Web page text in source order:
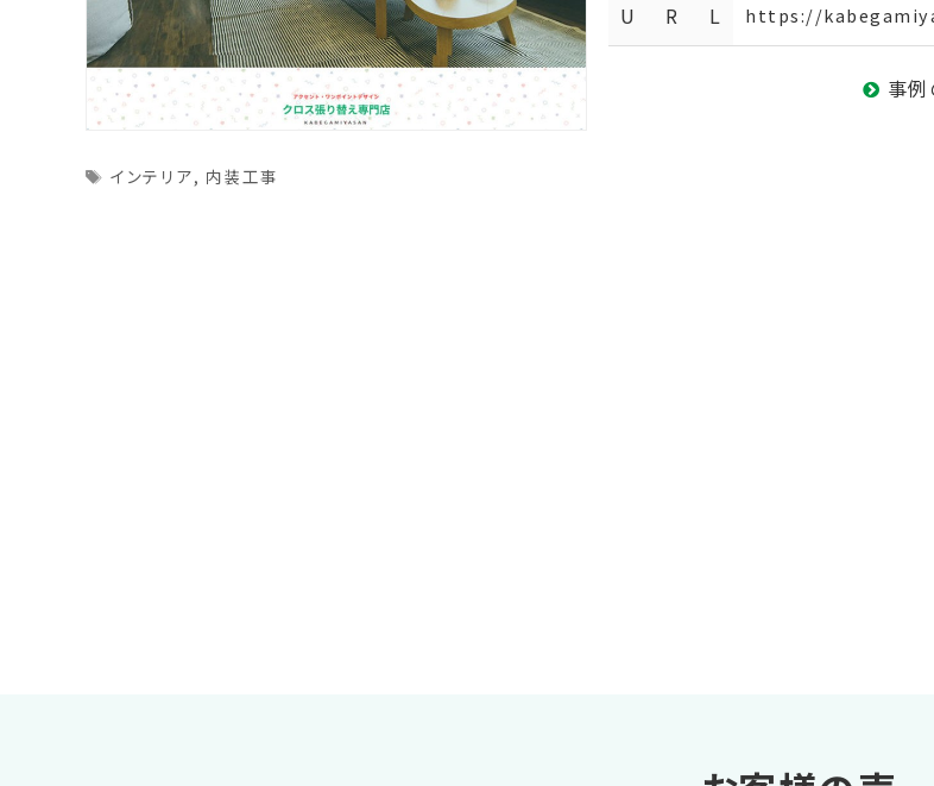
U R L https://
事例
Tags
インテリア, 内装工事